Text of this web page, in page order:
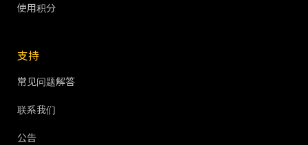
使用积分
支持
常见问题解答
联系我们
公告